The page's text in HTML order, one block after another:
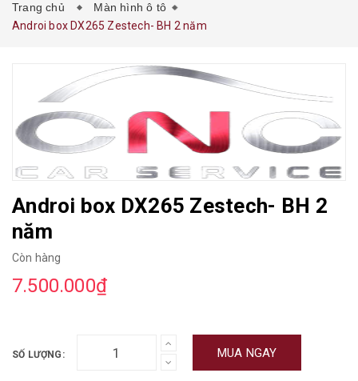
Trang chủ
Màn hình ô tô
Androi box DX265 Zestech- BH 2 năm
Androi box DX265 Zestech- BH 2
năm
Còn hàng
7.500.000₫
SỐ LƯỢNG: MUA NGAY